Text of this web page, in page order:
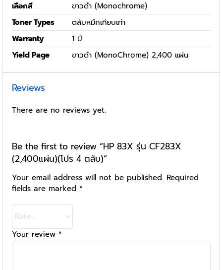
เลือกสี
ขาวดำ (Monochrome)
Toner Types
ตลับหมึกเทียบเท่า
Warranty
1 ปี
Yield Page
ขาวดำ (MonoChrome) 2,400 แผ่น
Reviews
There are no reviews yet.
Be the first to review “HP 83X รุ่น CF283X
(2,400แผ่น)(โปร 4 ตลับ)”
Your email address will not be published. Required
fields are marked *
Your review *